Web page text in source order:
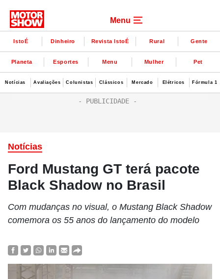
Menu
IstoÉ Dinheiro Revista IstoÉ Rural Gente
Planeta Esportes Menu Mulher Pet
Notícias Avaliações Colunistas Clássicos Mercado Elétricos Fórmula 1
Notícias
Ford Mustang GT terá pacote
Black Shadow no Brasil
Com mudanças no visual, o Mustang Black Shadow
comemora os 55 anos do lançamento do modelo